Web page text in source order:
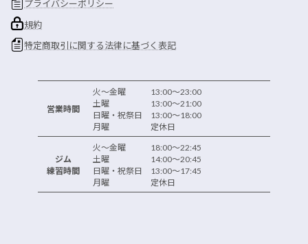
プライバシーポリシー
規約
特定商取引に関する法律に基づく表記
営業時間
火～金曜 13:00～23:00
土曜 13:00～21:00
日曜・祝祭日 13:00～18:00
月曜 定休日
ジム
練習時間
火～金曜 18:00～22:45
土曜 14:00～20:45
日曜・祝祭日 13:00～17:45
月曜 定休日